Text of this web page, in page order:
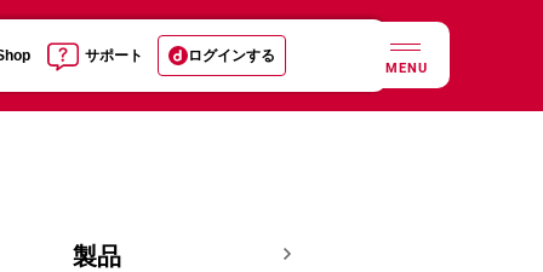
サポート ログインする
MENU
製品